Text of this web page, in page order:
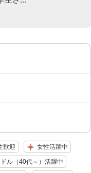
歓迎 女性活躍中
ドル（40代～）活躍中